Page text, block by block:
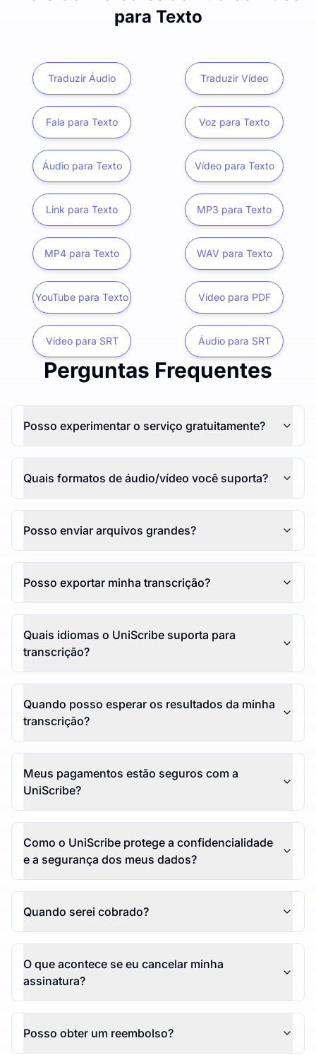
para Texto
Traduzir Áudio Traduzir Vídeo
Fala para Texto Voz para Texto
Áudio para Texto Vídeo para Texto
Link para Texto MP3 para Texto
MP4 para Texto WAV para Texto
YouTube para Texto Vídeo para PDF
Vídeo para SRT Áudio para SRT
Perguntas Frequentes
Posso experimentar o serviço gratuitamente?
Quais formatos de áudio/vídeo você suporta?
Posso enviar arquivos grandes?
Posso exportar minha transcrição?
Quais idiomas o UniScribe suporta para
transcrição?
Quando posso esperar os resultados da minha
transcrição?
Meus pagamentos estão seguros com a
UniScribe?
Como o UniScribe protege a confidencialidade
e a segurança dos meus dados?
Quando serei cobrado?
O que acontece se eu cancelar minha
assinatura?
Posso obter um reembolso?